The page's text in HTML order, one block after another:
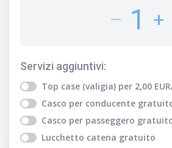
– 1 +
Servizi aggiuntivi:
Top case (valigia) per 2,00 EUR
Casco per conducente
Casco per passeggero
Lucchetto catena gratuito